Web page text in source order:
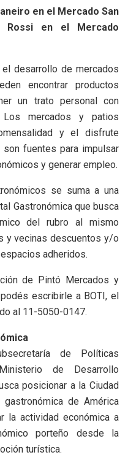
en el Mercado San
Rossi en el Mercado
desarrollo de mercados
encontrar productos
un trato personal con
Los mercados y patios
y el disfrute
fuentes para impulsar
y generar empleo.
se suma a una
Gastronómica que busca
del rubro al mismo
y vecinas descuentos y/o
adheridos.
de Pintó Mercados y
escribirle a BOTI, el
al 11-5050-0147.
de Políticas
de Desarrollo
posicionar a la Ciudad
de América
la actividad económica a
porteño desde la
turística.